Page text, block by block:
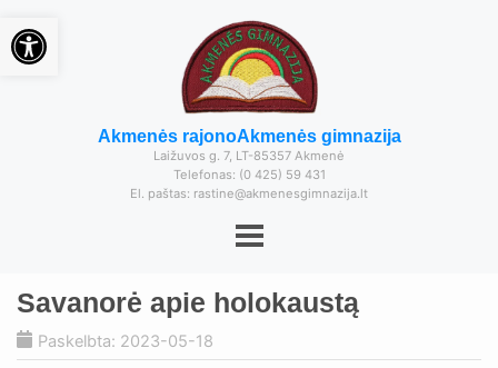
Akmenės rajonoAkmenės gimnazija
Laižuvos g. 7, LT-85357 Akmenė
Telefonas: (0 425) 59 431
El. paštas: rastine@akmenesgimnazija.lt
Savanorė apie holokaustą
Paskelbta: 2023-05-18
Open toolbar